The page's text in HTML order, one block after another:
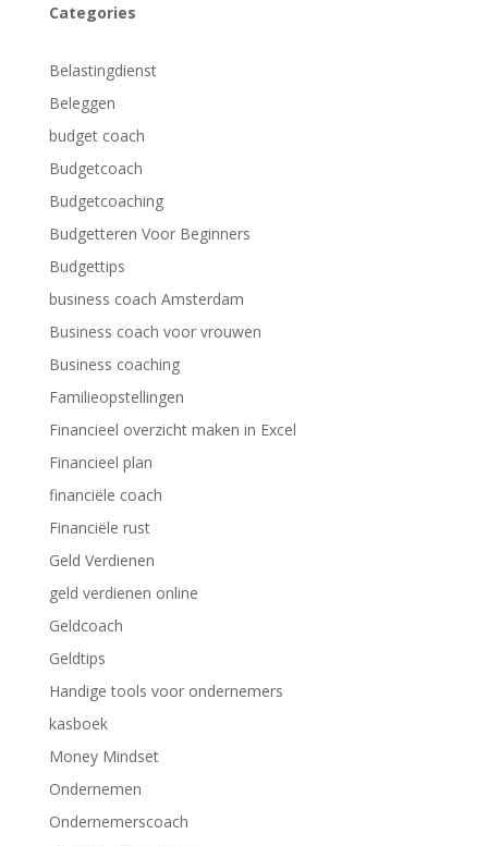
Categories
Belastingdienst
Beleggen
budget coach
Budgetcoach
Budgetcoaching
Budgetteren Voor Beginners
Budgettips
business coach Amsterdam
Business coach voor vrouwen
Business coaching
Familieopstellingen
Financieel overzicht maken in Excel
Financieel plan
financiële coach
Financiële rust
Geld Verdienen
geld verdienen online
Geldcoach
Geldtips
Handige tools voor ondernemers
kasboek
Money Mindset
Ondernemen
Ondernemerscoach